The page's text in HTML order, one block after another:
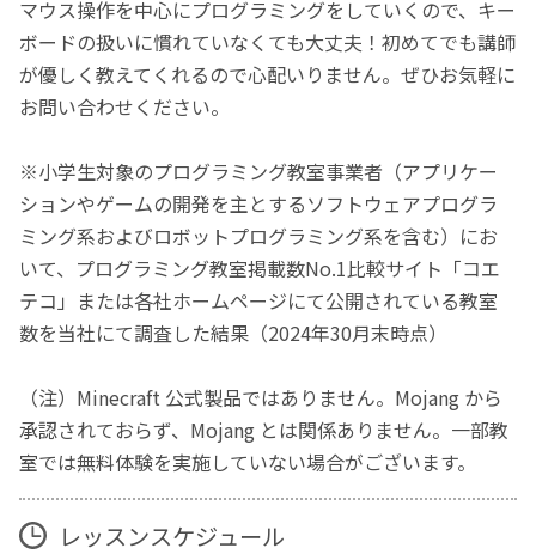
マウス操作を中心にプログラミングをしていくので、キー
ボードの扱いに慣れていなくても大丈夫！初めてでも講師
が優しく教えてくれるので心配いりません。ぜひお気軽に
お問い合わせください。
※小学生対象のプログラミング教室事業者（アプリケー
ションやゲームの開発を主とするソフトウェアプログラ
ミング系およびロボットプログラミング系を含む）にお
いて、プログラミング教室掲載数No.1比較サイト「コエ
テコ」または各社ホームページにて公開されている教室
数を当社にて調査した結果（2024年30月末時点）
（注）Minecraft 公式製品ではありません。Mojang から
承認されておらず、Mojang とは関係ありません。一部教
室では無料体験を実施していない場合がございます。
レッスンスケジュール